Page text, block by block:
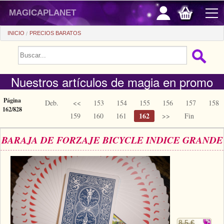
PROMOCIONES
VENTAS FLASH
REGALOS FIDELIDAD
PRINCIPIANTES +
Ver todo
Trucos automaticos
Accesorios
Libros/DVDs
PRECIOS BARATOS
Ver todo
Magia de cerca
Salon/Escena
ACCESORIOS
Ver todo
Consumibles
MONEDAS/BILLETES
magicaplanet
INICIO PRECIOS BARATOS
Nuestros artículos de magia en promo
Página
162/828
Deb. << 153 154 155 156 157
158
159
160 161 162 >> Fin
BARAJA DE FORZAJE BICYCLE INDICE GRANDE
8.5 €